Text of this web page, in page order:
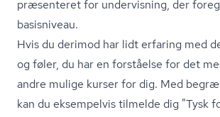
præsenteret for undervisning, der
basisniveau.
Hvis du derimod har lidt erfaring med
og føler, du har en forståelse for det
andre mulige kurser for dig. Med
kan du eksempelvis tilmelde dig "Tysk